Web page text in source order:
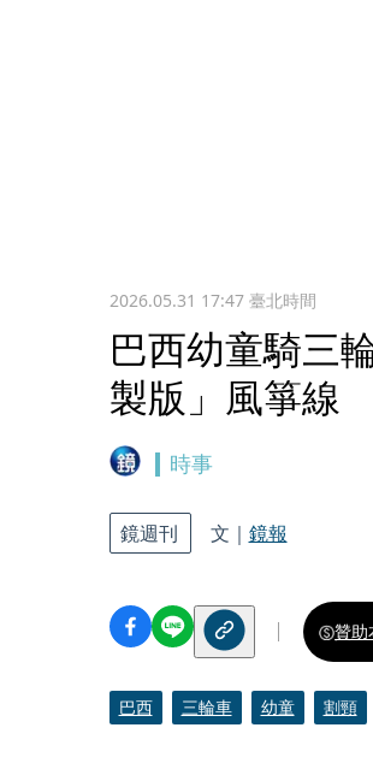
2026.05.31 17:47臺北時間
巴西幼童騎三
製版」風箏線
時事
鏡週刊 文｜ 鏡報
贊助
巴西 三輪車 幼童 割頸